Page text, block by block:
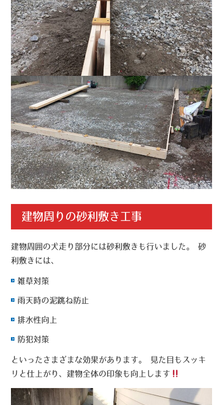
建物周りの砂利敷き工事
建物周囲の犬走り部分には砂利敷きも行いました。 砂
利敷きには、
雑草対策
雨天時の泥跳ね防止
排水性向上
防犯対策
といったさまざまな効果があります。 見た目もスッキ
リと仕上がり、建物全体の印象も向上します